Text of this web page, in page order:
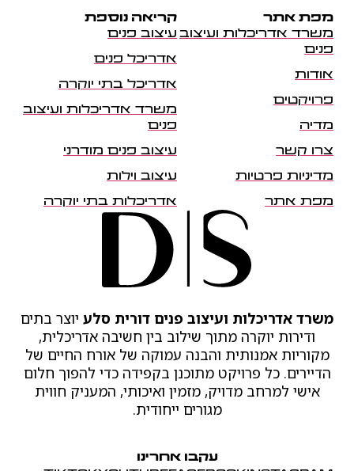
משרד אדריכלות ועיצוב פנים דורית סלע יוצר בתים
ודירות יוקרה מתוך שילוב בין חשיבה אדריכלית,
מקוריות אמנותית והבנה עמוקה של אורח החיים של
הדיירים. כל פרויקט מתוכנן בקפידה כדי להפוך חלום
אישי למרחב מדויק, מזמין ואיכותי, המעניק חווית
מגורים ייחודית.
עקבו אחרינו
מפת אתר
משרד אדריכלות ועיצוב
פנים
אודות
פרויקטים
מדיה
צרו קשר
מדיניות פרטיות
מפת אתר
קריאה נוספת
עיצוב פנים
אדריכל פנים
אדריכל בתי יוקרה
משרד אדריכלות ועיצוב
פנים
עיצוב פנים מודרני
עיצוב וילות
אדריכלות בתי יוקרה